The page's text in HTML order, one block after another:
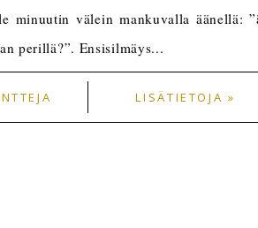
minuutin välein mankuvalla äänellä:
perillä?”. Ensisilmäys...
LISÄTIETOJA »